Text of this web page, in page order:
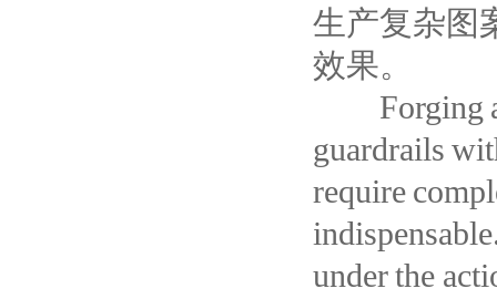
生产复杂图
效果。
Forging
guardrails
require
under the